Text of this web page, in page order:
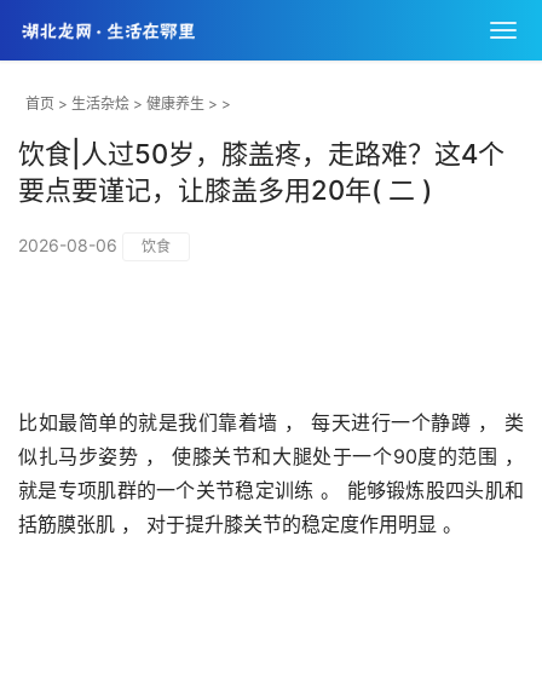
首页 > 生活杂烩 > 健康养生 > >
饮食|人过50岁，膝盖疼，走路难？这4个
要点要谨记，让膝盖多用20年( 二 )
2026-08-06 饮食
比如最简单的就是我们靠着墙 ， 每天进行一个静蹲 ， 类
似扎马步姿势 ， 使膝关节和大腿处于一个90度的范围 ，
就是专项肌群的一个关节稳定训练 。 能够锻炼股四头肌和
括筋膜张肌 ， 对于提升膝关节的稳定度作用明显 。